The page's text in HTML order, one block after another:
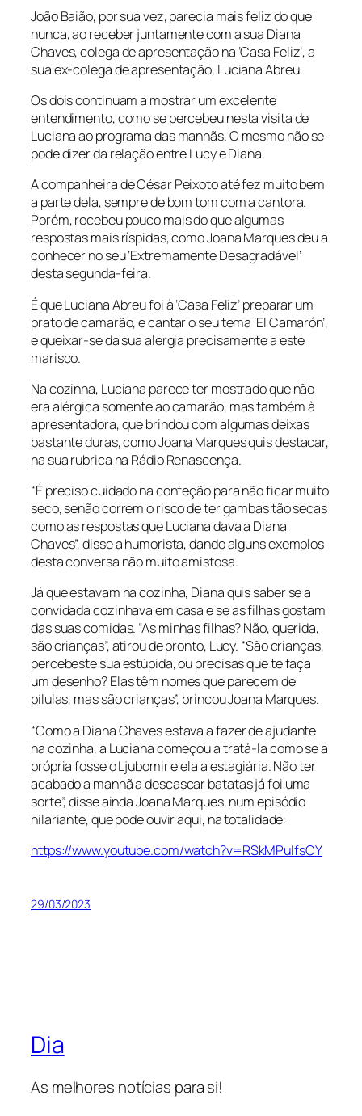
João Baião, por sua vez, parecia mais feliz do que
nunca, ao receber juntamente com a sua Diana
Chaves, colega de apresentação na ‘Casa Feliz’, a
sua ex-colega de apresentação, Luciana Abreu.
Os dois continuam a mostrar um excelente
entendimento, como se percebeu nesta visita de
Luciana ao programa das manhãs. O mesmo não se
pode dizer da relação entre Lucy e Diana.
A companheira de César Peixoto até fez muito bem
a parte dela, sempre de bom tom com a cantora.
Porém, recebeu pouco mais do que algumas
respostas mais ríspidas, como Joana Marques deu a
conhecer no seu ‘Extremamente Desagradável’
desta segunda-feira.
É que Luciana Abreu foi à ‘Casa Feliz’ preparar um
prato de camarão, e cantar o seu tema ‘El Camarón’,
e queixar-se da sua alergia precisamente a este
marisco.
Na cozinha, Luciana parece ter mostrado que não
era alérgica somente ao camarão, mas também à
apresentadora, que brindou com algumas deixas
bastante duras, como Joana Marques quis destacar,
na sua rubrica na Rádio Renascença.
“É preciso cuidado na confeção para não ficar muito
seco, senão correm o risco de ter gambas tão secas
como as respostas que Luciana dava a Diana
Chaves”, disse a humorista, dando alguns exemplos
desta conversa não muito amistosa.
Já que estavam na cozinha, Diana quis saber se a
convidada cozinhava em casa e se as filhas gostam
das suas comidas. “As minhas filhas? Não, querida,
são crianças”, atirou de pronto, Lucy. “São crianças,
percebeste sua estúpida, ou precisas que te faça
um desenho? Elas têm nomes que parecem de
pílulas, mas são crianças”, brincou Joana Marques.
“Como a Diana Chaves estava a fazer de ajudante
na cozinha, a Luciana começou a tratá-la como se a
própria fosse o Ljubomir e ela a estagiária. Não ter
acabado a manhã a descascar batatas já foi uma
sorte”, disse ainda Joana Marques, num episódio
hilariante, que pode ouvir aqui, na totalidade:
https://www.youtube.com/watch?v=RSkMPuIfsCY
29/03/2023
Dia
As melhores notícias para si!